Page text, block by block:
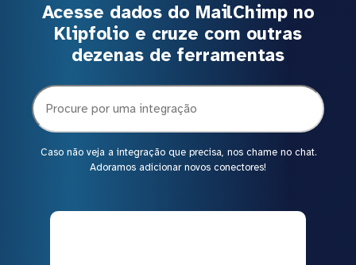
Acesse dados do MailChimp no
Klipfolio e cruze com outras
dezenas de ferramentas
Caso não veja a integração que precisa, nos chame no chat.
Adoramos adicionar novos conectores!